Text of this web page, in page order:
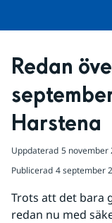
Redan
Harstena
Uppdaterad 5 november
Publicerad 4 september
Trots att det bara
redan nu med